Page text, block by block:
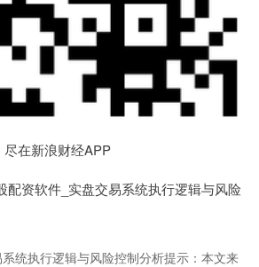
在新浪财经APP
配资软件_实盘交易系统执行逻辑与风险
统执行逻辑与风险控制分析提示：本文来